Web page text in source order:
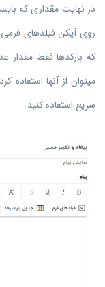
در نهایت مقداری که
روی آیکن فیلدهای فرمی
که بارکدها فقط مقدار
میتوان از آنها استفاده
سریع استفاده کنید